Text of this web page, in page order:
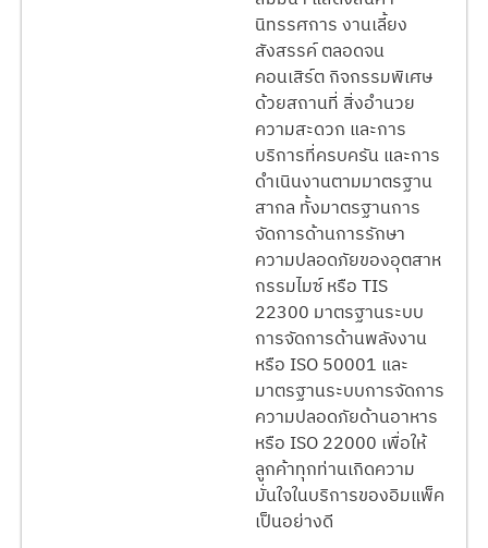
นิทรรศการ งานเลี้ยง
สังสรรค์ ตลอดจน
คอนเสิร์ต กิจกรรมพิเศษ
ด้วยสถานที่ สิ่งอำนวย
ความสะดวก และการ
บริการที่ครบครัน และการ
ดำเนินงานตามมาตรฐาน
สากล ทั้งมาตรฐานการ
จัดการด้านการรักษา
ความปลอดภัยของอุตสาห
กรรมไมซ์ หรือ TIS
22300 มาตรฐานระบบ
การจัดการด้านพลังงาน
หรือ ISO 50001 และ
มาตรฐานระบบการจัดการ
ความปลอดภัยด้านอาหาร
หรือ ISO 22000 เพื่อให้
ลูกค้าทุกท่านเกิดความ
มั่นใจในบริการของอิมแพ็ค
เป็นอย่างดี